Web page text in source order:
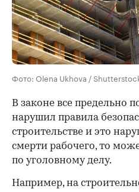
Фото: Olena Ukhova /
В законе все предельно
нарушил правила
строительстве и это
смерти рабочего, то
по уголовному делу.
Например, на